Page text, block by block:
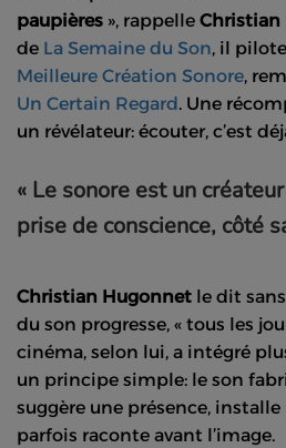
paupières », rappelle Christian
de La Semaine du Son, il
Meilleure Création Sonore,
Un Certain Regard. Une
un révélateur: écouter, c’est
« Le sonore est un
prise de conscience, côté
Christian Hugonnet le dit
du son progresse, « tous les
cinéma, selon lui, a intégré
un principe simple: le son
suggère une présence,
parfois raconte avant l’image.